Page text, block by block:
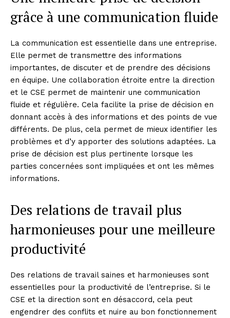
grâce à une communication fluide
La communication est essentielle dans une entreprise.
Elle permet de transmettre des informations
importantes, de discuter et de prendre des décisions
en équipe. Une collaboration étroite entre la direction
et le CSE permet de maintenir une communication
fluide et régulière. Cela facilite la prise de décision en
donnant accès à des informations et des points de vue
différents. De plus, cela permet de mieux identifier les
problèmes et d’y apporter des solutions adaptées. La
prise de décision est plus pertinente lorsque les
parties concernées sont impliquées et ont les mêmes
informations.
Des relations de travail plus
harmonieuses pour une meilleure
productivité
Des relations de travail saines et harmonieuses sont
essentielles pour la productivité de l’entreprise. Si le
CSE et la direction sont en désaccord, cela peut
engendrer des conflits et nuire au bon fonctionnement